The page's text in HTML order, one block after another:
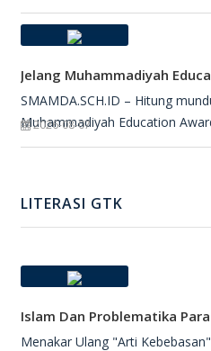
SMAMDA.SCH.ID – Hitung
Muhammadiyah Education
2026-08-07
LITERASI GTK
Islam Dan Problematika
Menakar Ulang "Arti